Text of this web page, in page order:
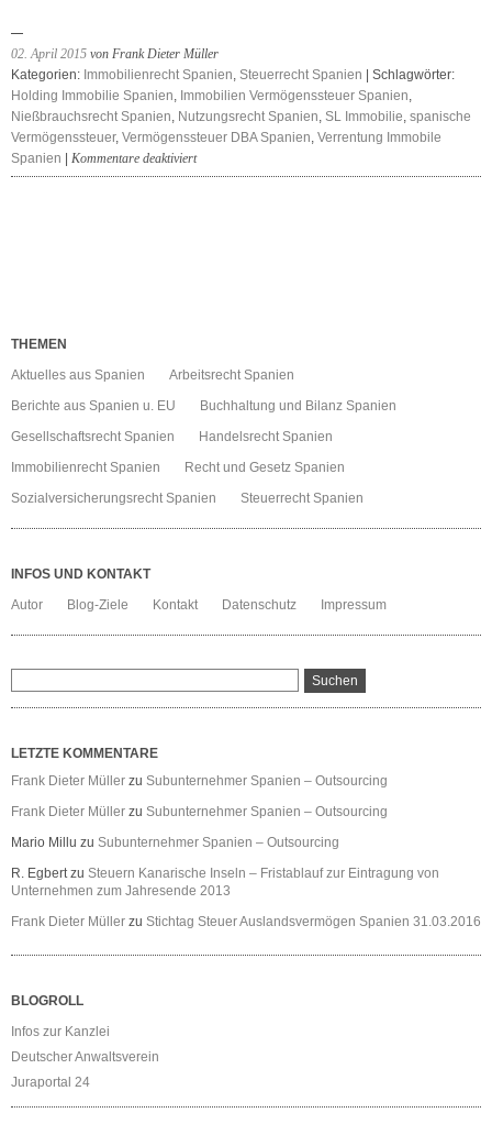
02. April 2015 von Frank Dieter Müller
Kategorien: Immobilienrecht Spanien, Steuerrecht Spanien | Schlagwörter:
Holding Immobilie Spanien, Immobilien Vermögenssteuer Spanien,
Nießbrauchsrecht Spanien, Nutzungsrecht Spanien, SL Immobilie, spanische
Vermögenssteuer, Vermögenssteuer DBA Spanien, Verrentung Immobile
Spanien
Kommentare deaktiviertfür
spanische
THEMEN
Aktuelles aus Spanien
Arbeitsrecht Spanien
Berichte aus Spanien u. EU
Buchhaltung und Bilanz Spanien
Gesellschaftsrecht Spanien
Handelsrecht Spanien
Immobilienrecht Spanien
Recht und Gesetz Spanien
Sozialversicherungsrecht Spanien
Steuerrecht Spanien
INFOS UND KONTAKT
Autor
Blog-Ziele Kontakt Datenschutz Impressum
LETZTE KOMMENTARE
Frank Dieter Müller zu Subunternehmer Spanien – Outsourcing
Frank Dieter Müller zu Subunternehmer Spanien – Outsourcing
Mario Millu zu Subunternehmer Spanien – Outsourcing
R. Egbertzu Steuern Kanarische Inseln – Fristablauf zur Eintragung von
Unternehmen zum Jahresende 2013
Frank Dieter Müller zu Stichtag Steuer Auslandsvermögen Spanien 31.03.2016
BLOGROLL
Infos zur Kanzlei
Deutscher Anwaltsverein
Juraportal 24